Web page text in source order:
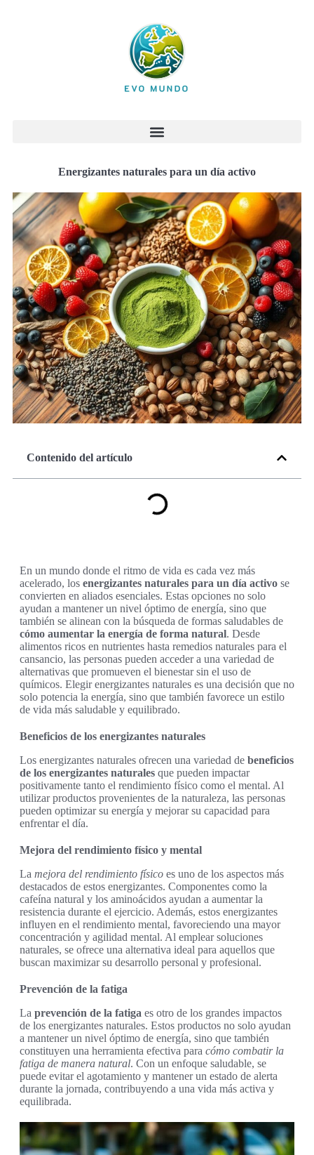
Energizantes naturales para un día activo
Contenido del artículo
En un mundo donde el ritmo de vida es cada vez más
acelerado, los energizantes naturales para un día activo se
convierten en aliados esenciales. Estas opciones no solo
ayudan a mantener un nivel óptimo de energía, sino que
también se alinean con la búsqueda de formas saludables de
cómo aumentar la energía de forma natural. Desde
alimentos ricos en nutrientes hasta remedios naturales para el
cansancio, las personas pueden acceder a una variedad de
alternativas que promueven el bienestar sin el uso de
químicos. Elegir energizantes naturales es una decisión que no
solo potencia la energía, sino que también favorece un estilo
de vida más saludable y equilibrado.
Beneficios de los energizantes naturales
Los energizantes naturales ofrecen una variedad de beneficios
de los energizantes naturales que pueden impactar
positivamente tanto el rendimiento físico como el mental. Al
utilizar productos provenientes de la naturaleza, las personas
pueden optimizar su energía y mejorar su capacidad para
enfrentar el día.
Mejora del rendimiento físico y mental
La mejora del rendimiento físico es uno de los aspectos más
destacados de estos energizantes. Componentes como la
cafeína natural y los aminoácidos ayudan a aumentar la
resistencia durante el ejercicio. Además, estos energizantes
influyen en el rendimiento mental, favoreciendo una mayor
concentración y agilidad mental. Al emplear soluciones
naturales, se ofrece una alternativa ideal para aquellos que
buscan maximizar su desarrollo personal y profesional.
Prevención de la fatiga
La prevención de la fatiga es otro de los grandes impactos
de los energizantes naturales. Estos productos no solo ayudan
a mantener un nivel óptimo de energía, sino que también
constituyen una herramienta efectiva para cómo combatir la
fatiga de manera natural. Con un enfoque saludable, se
puede evitar el agotamiento y mantener un estado de alerta
durante la jornada, contribuyendo a una vida más activa y
equilibrada.